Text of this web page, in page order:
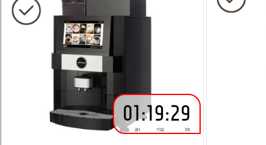
01
дн.
:19
год.
:29
хв.